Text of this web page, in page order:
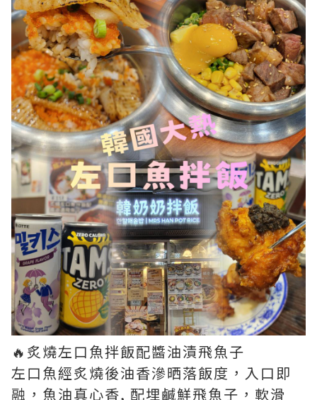
🔥炙燒左口魚拌飯配醬油漬飛魚子
左口魚經炙燒後油香滲晒落飯度，入口即
融，魚油真心香, 配埋鹹鮮飛魚子，軟滑